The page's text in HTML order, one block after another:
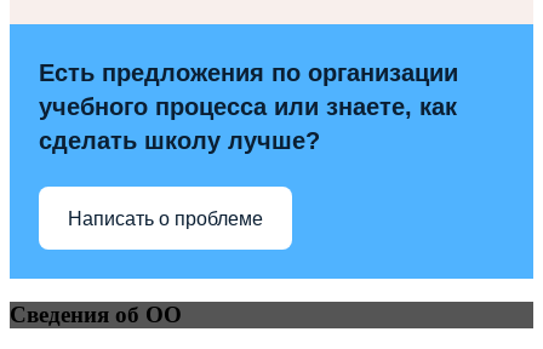
Есть предложения по организации
учебного процесса или знаете, как
сделать школу лучше?
Написать о проблеме
Сведения об ОО